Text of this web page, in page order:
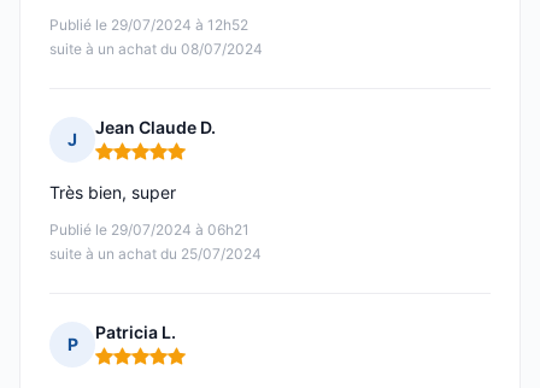
Publié le 29/07/2024 à 12h52
suite à un achat du 08/07/2024
J
Jean Claude D.
Note : 5 sur 5
Publié le 29/07/2024 à 06h21
suite à un achat du 25/07/2024
Très bien, super
P
Patricia L.
Note : 5 sur 5